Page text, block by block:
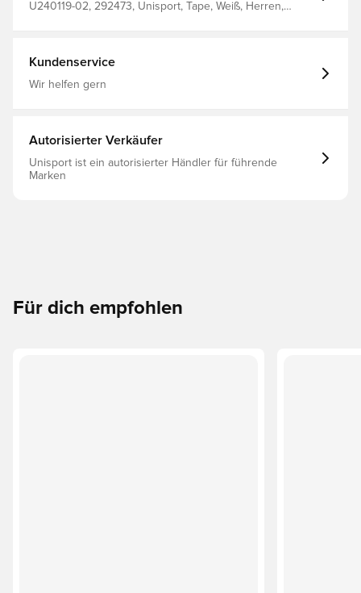
U240119-02, 292473, Unisport, Tape, Weiß, Herren,
Kundenservice
Wir helfen gern
Autorisierter Verkäufer
Unisport ist ein autorisierter Händler für führende
Marken
Für dich empfohlen